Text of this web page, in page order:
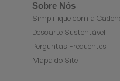
Sobre Nós
Simplifique com a
Descarte Sustentável
Perguntas Frequentes
Mapa do Site